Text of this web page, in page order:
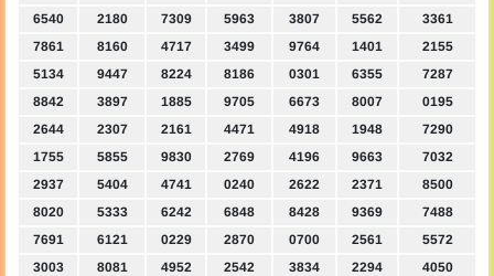
6540
2180 7309 5963 3807 5562
3361
7861
8160 4717 3499 9764 1401
2155
5134
9447 8224 8186 0301 6355
7287
8842
3897 1885 9705 6673 8007
0195
2644
2307 2161 4471 4918 1948
7290
1755
5855 9830 2769 4196 9663
7032
2937
5404 4741 0240 2622 2371
8500
8020
5333 6242 6848 8428 9369
7488
7691
6121 0229 2870 0700 2561
5572
3003
8081 4952 2542 3834 2294
4050